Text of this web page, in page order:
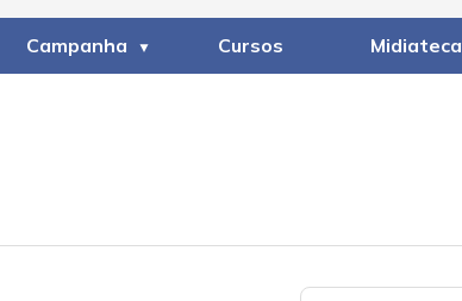
Campanha Cursos Midiateca